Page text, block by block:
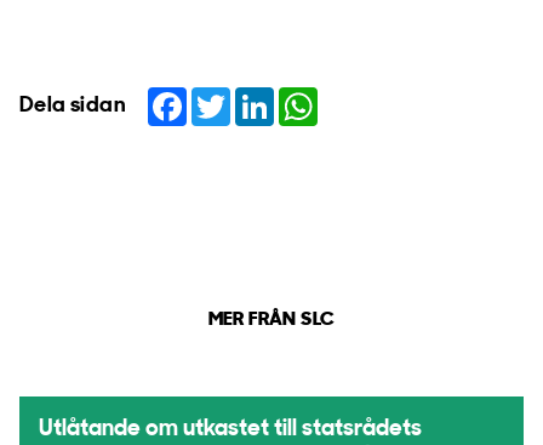
Dela sidan Facebook
TwitterLinkedIn
MER FRÅN SLC
Utlåtande om utkastet till statsrådets